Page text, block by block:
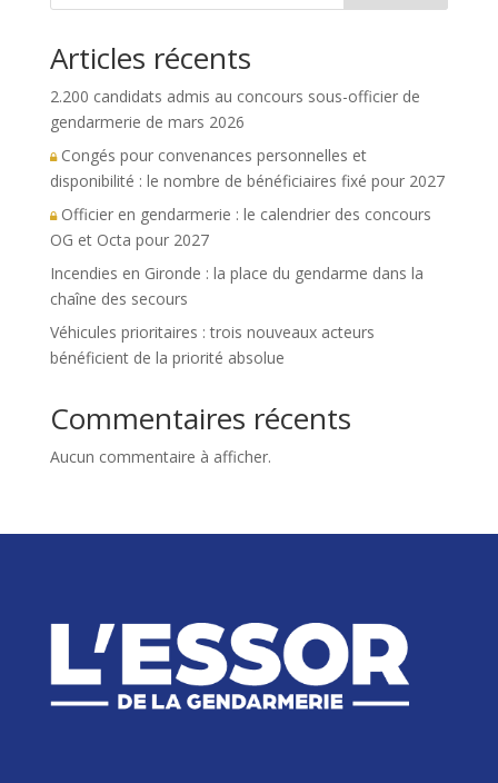
Articles récents
2.200 candidats admis au concours sous-officier de
gendarmerie de mars 2026
Congés pour convenances personnelles et
disponibilité : le nombre de bénéficiaires fixé pour 2027
Officier en gendarmerie : le calendrier des concours
OG et Octa pour 2027
Incendies en Gironde : la place du gendarme dans la
chaîne des secours
Véhicules prioritaires : trois nouveaux acteurs
bénéficient de la priorité absolue
Commentaires récents
Aucun commentaire à afficher.